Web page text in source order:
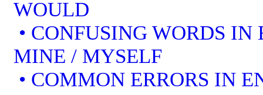
WOULD
• CONFUSING WORDS
MINE / MYSELF
• COMMON ERRORS IN